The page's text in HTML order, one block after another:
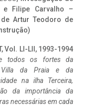
e Filipe Carvalho –
Artur Teodoro de
Vol. LI-LII, 1993-1994
todos os fortes da
Villa da Praia e da
na ilha Terceira,
da importância da
necessárias em cada